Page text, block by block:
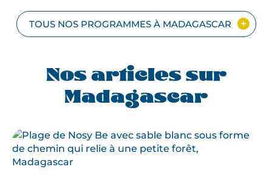
PLAGES
À
SAINTE-
TOUS NOS PROGRAMMES À MADAGASCAR
Nos articles sur
Madagascar